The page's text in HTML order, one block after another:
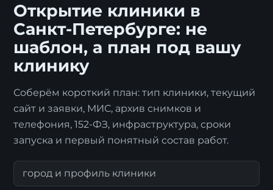
Открытие клиники в
Санкт-Петербурге: не
шаблон, а план под вашу
клинику
Соберём короткий план: тип клиники, текущий
сайт и заявки, МИС, архив снимков и
телефония, 152-ФЗ, инфраструктура, сроки
запуска и первый понятный состав работ.
город и профиль клиники